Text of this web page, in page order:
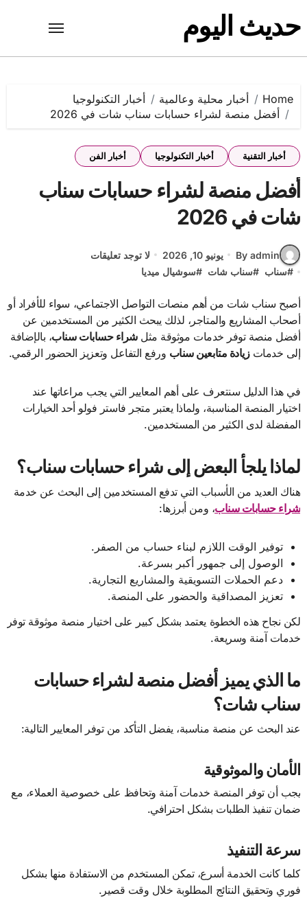
to
content
حديث اليوم
Home أخبار محلية وعالمية
أخبار التكنولوجيا
أفضل منصة لشراء حسابات سناب شات في 2026
أخبار التقنية أخبار التكنولوجيا أخبار الفن
أفضل منصة لشراء حسابات سناب
شات في 2026
By admin يونيو 10, 2026
لا توجد تعليقات
#سناب #سناب شات #سوشيال ميديا
أصبح سناب شات من أهم منصات التواصل الاجتماعي، سواء للأفراد أو
أصحاب المشاريع والمتاجر، لذلك يبحث الكثير من المستخدمين عن
أفضل منصة توفر خدمات موثوقة مثلشراء حسابات سناب، بالإضافة
إلى خدماتزيادة متابعين سناب ورفع التفاعل وتعزيز الحضور الرقمي.
في هذا الدليل سنتعرف على أهم المعايير التي يجب مراعاتها عند
اختيار المنصة المناسبة، ولماذا يعتبر متجر فاستر فولو أحد الخيارات
المفضلة لدى الكثير من المستخدمين.
لماذا يلجأ البعض إلى شراء حسابات سناب؟
هناك العديد من الأسباب التي تدفع المستخدمين إلى البحث عن خدمة
شراء حسابات سناب، ومن أبرزها:
توفير الوقت اللازم لبناء حساب من الصفر.
الوصول إلى جمهور أكبر بسرعة.
دعم الحملات التسويقية والمشاريع التجارية.
تعزيز المصداقية والحضور على المنصة.
لكن نجاح هذه الخطوة يعتمد بشكل كبير على اختيار منصة موثوقة توفر
خدمات آمنة وسريعة.
ما الذي يميز أفضل منصة لشراء حسابات
سناب شات؟
عند البحث عن منصة مناسبة، يفضل التأكد من توفر المعايير التالية:
الأمان والموثوقية
يجب أن توفر المنصة خدمات آمنة وتحافظ على خصوصية العملاء، مع
ضمان تنفيذ الطلبات بشكل احترافي.
سرعة التنفيذ
كلما كانت الخدمة أسرع، تمكن المستخدم من الاستفادة منها بشكل
فوري وتحقيق النتائج المطلوبة خلال وقت قصير.